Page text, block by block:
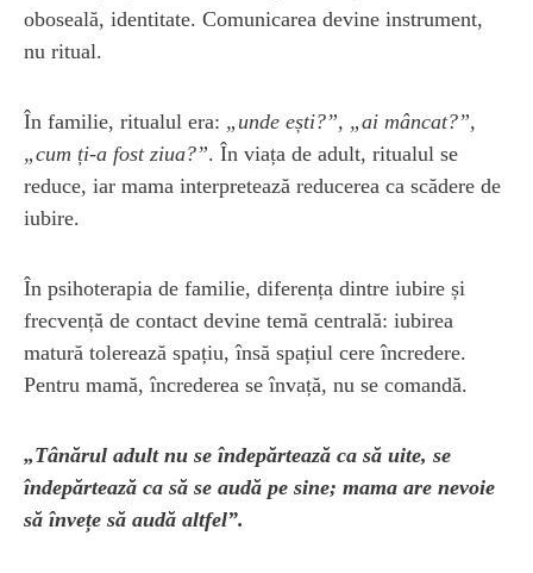
oboseală, identitate. Comunicarea devine instrument,
nu ritual.
În familie, ritualul era: „unde ești?”, „ai mâncat?”,
„cum ți-a fost ziua?”. În viața de adult, ritualul se
reduce, iar mama interpretează reducerea ca scădere de
iubire.
În psihoterapia de familie, diferența dintre iubire și
frecvență de contact devine temă centrală: iubirea
matură tolerează spațiu, însă spațiul cere încredere.
Pentru mamă, încrederea se învață, nu se comandă.
„Tânărul adult nu se îndepărtează ca să uite, se
îndepărtează ca să se audă pe sine; mama are nevoie
să învețe să audă altfel”.